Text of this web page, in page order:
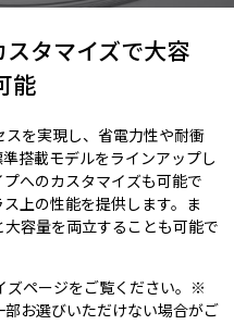
スタマイズで大容
能
を実現し、省電力性や耐衝
搭載モデルをラインアップし
へのカスタマイズも可能で
上の性能を提供します。ま
容量を両立することも可能で
ズページをご覧ください。※
お選びいただけない場合がご